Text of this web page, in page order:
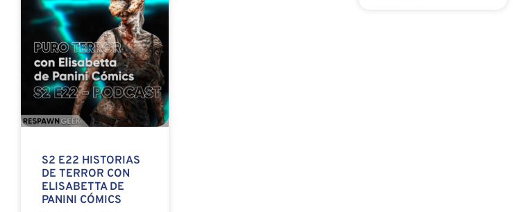
S2 E22 HISTORIAS
DE TERROR CON
ELISABETTA DE
PANINI CÓMICS